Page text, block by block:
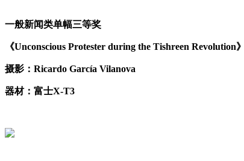
一般新闻类单幅三等奖
《Unconscious Protester during the Tishreen Revolution》
摄影：Ricardo García Vilanova
器材：富士X-T3